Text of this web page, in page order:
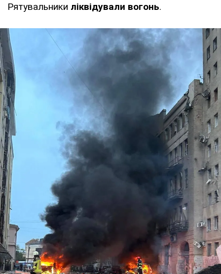
Рятувальники ліквідували вогонь.